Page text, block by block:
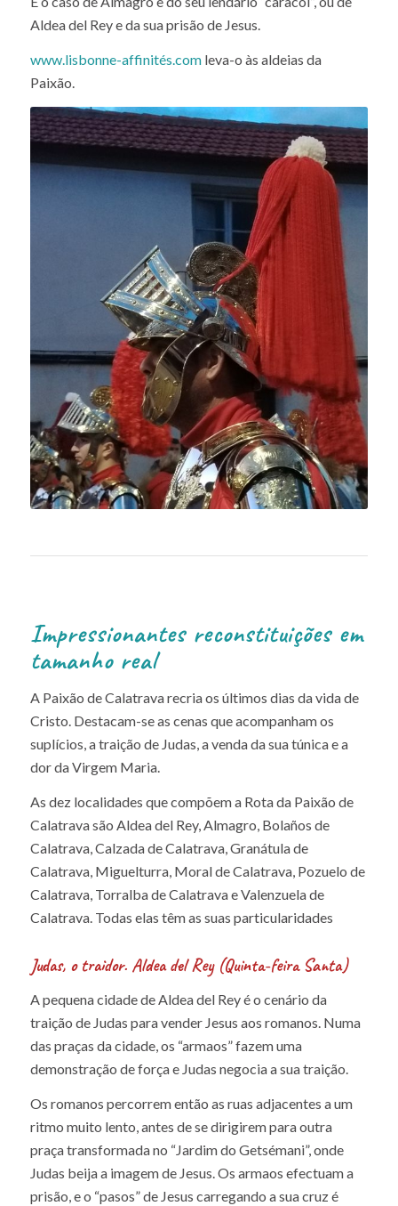
Aldea del Rey e da sua prisão de Jesus.
www.lisbonne-affinités.comleva-o às aldeias da
Paixão.
Impressionantes reconstituições em
tamanho real
A Paixão de Calatrava recria os últimos dias da vida de
Cristo. Destacam-se as cenas que acompanham os
suplícios, a traição de Judas, a venda da sua túnica e a
dor da Virgem Maria.
As dez localidades que compõem a Rota da Paixão de
Calatrava são Aldea del Rey, Almagro, Bolaños de
Calatrava, Calzada de Calatrava, Granátula de
Calatrava, Miguelturra, Moral de Calatrava, Pozuelo de
Calatrava, Torralba de Calatrava e Valenzuela de
Calatrava. Todas elas têm as suas particularidades
Judas, o traidor. Aldea del Rey (Quinta-feira Santa)
A pequena cidade de Aldea del Rey é o cenário da
traição de Judas para vender Jesus aos romanos. Numa
das praças da cidade, os “armaos” fazem uma
demonstração de força e Judas negocia a sua traição.
Os romanos percorrem então as ruas adjacentes a um
ritmo muito lento, antes de se dirigirem para outra
praça transformada no “Jardim do Getsémani”, onde
Judas beija a imagem de Jesus. Os armaos efectuam a
prisão, e o “pasos” de Jesus carregando a sua cruz é